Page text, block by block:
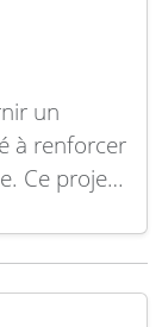
un
à renforcer
Ce projet